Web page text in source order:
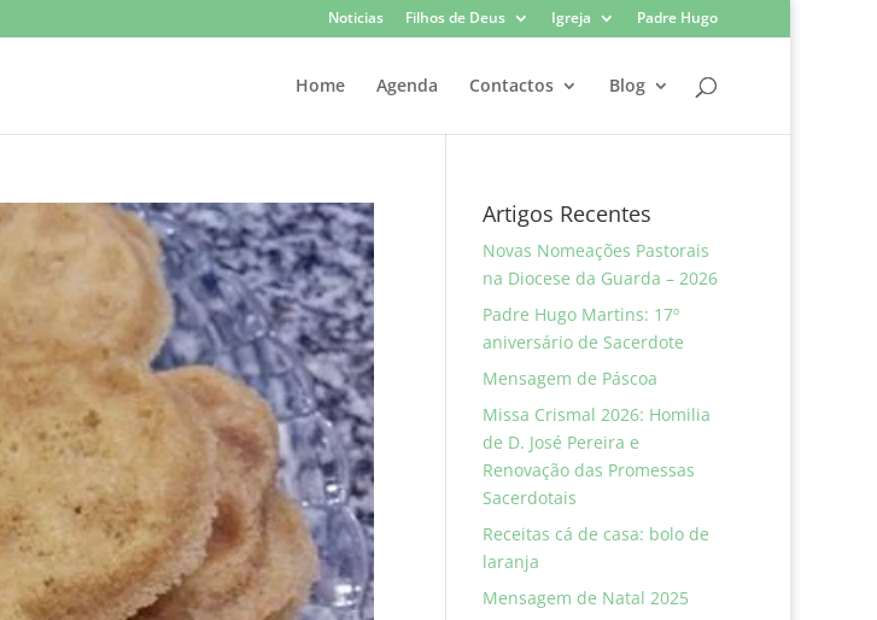
Noticias Filhos de Deus Igreja Padre Hugo
Home Agenda Contactos Blog
Artigos Recentes
Novas Nomeações Pastorais
na Diocese da Guarda – 2026
Padre Hugo Martins: 17º
aniversário de Sacerdote
Mensagem de Páscoa
Missa Crismal 2026: Homilia
de D. José Pereira e
Renovação das Promessas
Sacerdotais
Receitas cá de casa: bolo de
laranja
Mensagem de Natal 2025